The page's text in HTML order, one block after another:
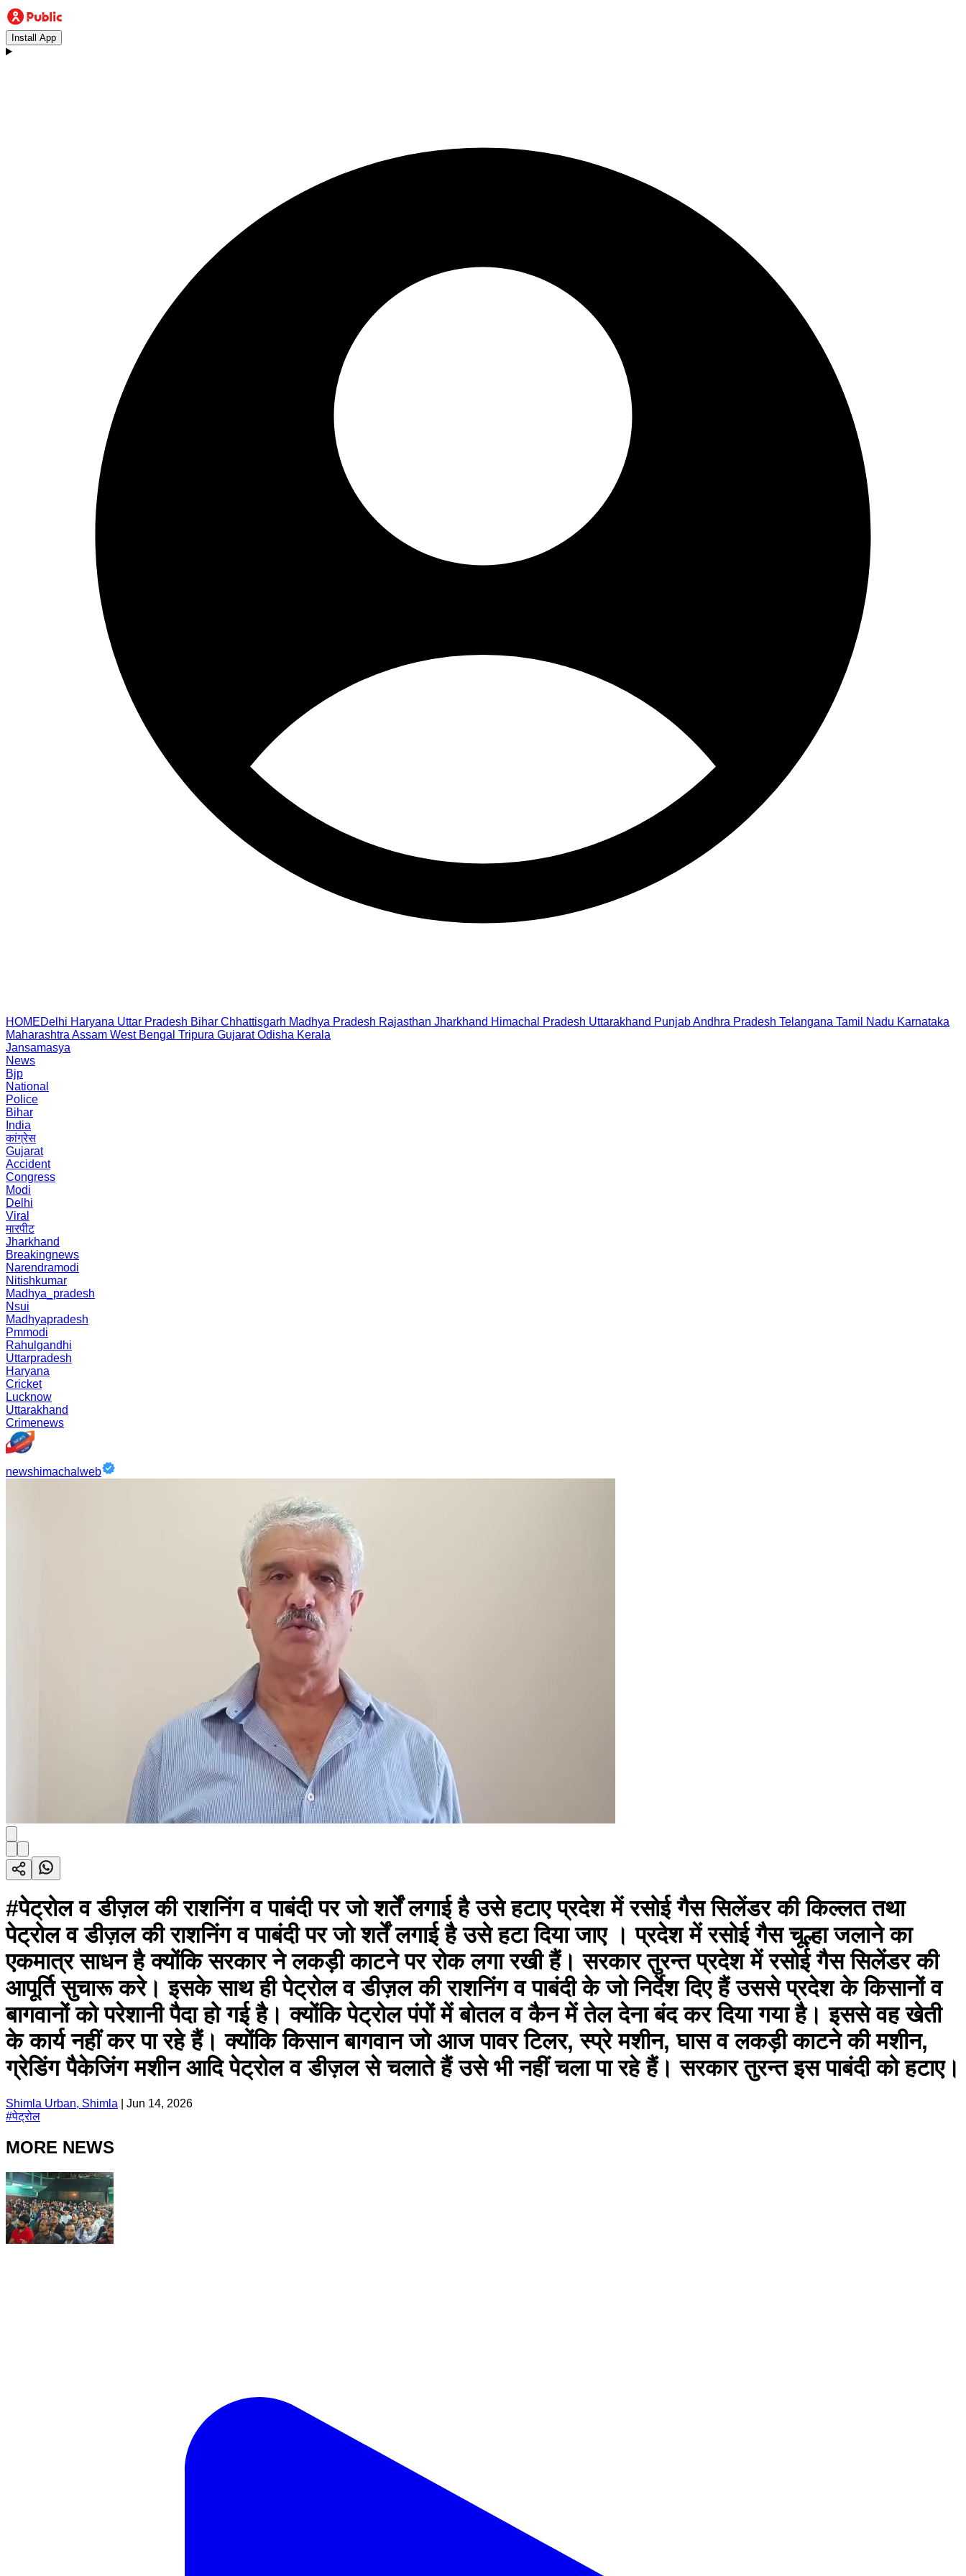
Install App
HOMEDelhi Haryana Uttar Pradesh Bihar Chhattisgarh Madhya Pradesh Rajasthan Jharkhand Himachal Pradesh Uttarakhand PunjabAndhra Pradesh Telangana Tamil Nadu Karnataka
Maharashtra Assam West Bengal Tripura Gujarat Odisha Kerala
Jansamasya
News
Bjp
National
Police
Bihar
India
कांग्रेस
Gujarat
Accident
Congress
Modi
Delhi
Viral
मारपीट
Jharkhand
Breakingnews
Narendramodi
Nitishkumar
Madhya_pradesh
Nsui
Madhyapradesh
Pmmodi
Rahulgandhi
Uttarpradesh
Haryana
Cricket
Lucknow
Uttarakhand
Crimenews
newshimachalweb
#पेट्रोल व डीज़ल की राशनिंग व पाबंदी पर जो शर्तें लगाई है उसे हटाए प्रदेश में रसोई गैस सिलेंडर की किल्लत तथा
पेट्रोल व डीज़ल की राशनिंग व पाबंदी पर जो शर्तें लगाई है उसे हटा दिया जाए । प्रदेश में रसोई गैस चूल्हा जलाने का
एकमात्र साधन है क्योंकि सरकार ने लकड़ी काटने पर रोक लगा रखी हैं। सरकार तुरन्त प्रदेश में रसोई गैस सिलेंडर की
आपूर्ति सुचारू करे। इसके साथ ही पेट्रोल व डीज़ल की राशनिंग व पाबंदी के जो निर्देश दिए हैं उससे प्रदेश के किसानों व
बागवानों को परेशानी पैदा हो गई है। क्योंकि पेट्रोल पंपों में बोतल व कैन में तेल देना बंद कर दिया गया है। इससे वह खेती
के कार्य नहीं कर पा रहे हैं। क्योंकि किसान बागवान जो आज पावर टिलर, स्प्रे मशीन, घास व लकड़ी काटने की मशीन,
ग्रेडिंग पैकेजिंग मशीन आदि पेट्रोल व डीज़ल से चलाते हैं उसे भी नहीं चला पा रहे हैं। सरकार तुरन्त इस पाबंदी को हटाए।
Shimla Urban, Shimla
Jun 14, 2026
#पेट्रोल
MORE NEWS